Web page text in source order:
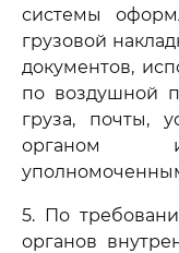
системы
грузовой
документов,
по воздушной
груза, почты,
органом
5. По
органов